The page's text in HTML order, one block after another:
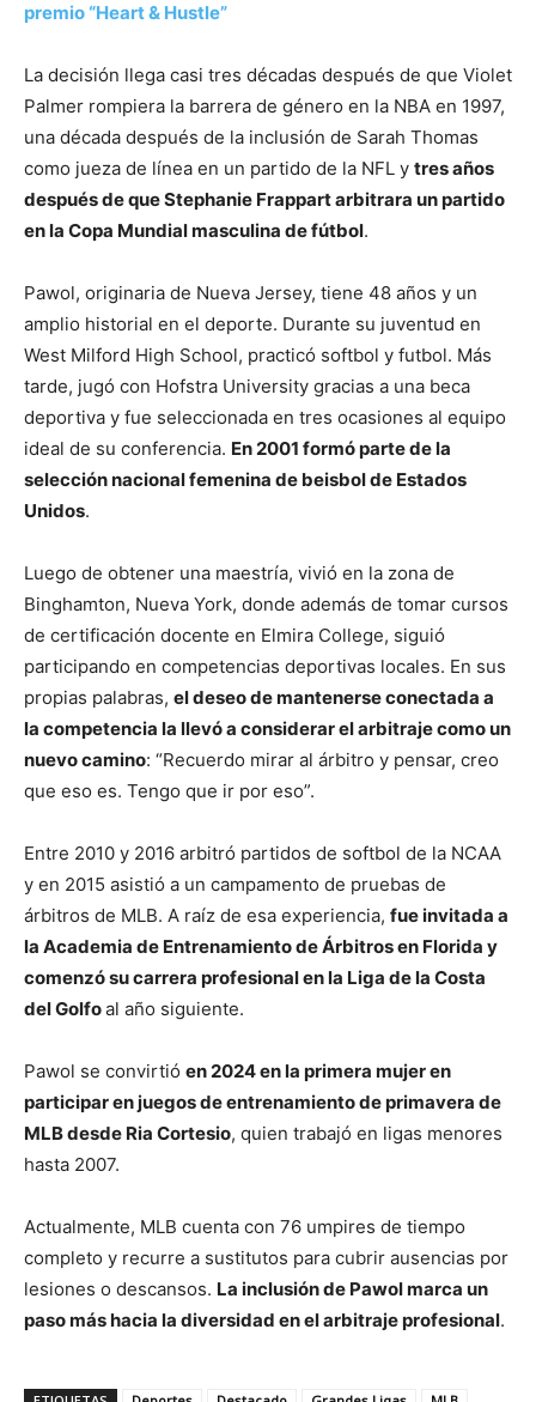
premio “Heart & Hustle”
La decisión llega casi tres décadas después de que Violet
Palmer rompiera la barrera de género en la NBA en 1997,
una década después de la inclusión de Sarah Thomas
como jueza de línea en un partido de la NFL y tres años
después de que Stephanie Frappart arbitrara un partido
en la Copa Mundial masculina de fútbol.
Pawol, originaria de Nueva Jersey, tiene 48 años y un
amplio historial en el deporte. Durante su juventud en
West Milford High School, practicó softbol y futbol. Más
tarde, jugó con Hofstra University gracias a una beca
deportiva y fue seleccionada en tres ocasiones al equipo
ideal de su conferencia. En 2001 formó parte de la
selección nacional femenina de beisbol de Estados
Unidos.
Luego de obtener una maestría, vivió en la zona de
Binghamton, Nueva York, donde además de tomar cursos
de certificación docente en Elmira College, siguió
participando en competencias deportivas locales. En sus
propias palabras, el deseo de mantenerse conectada a
la competencia la llevó a considerar el arbitraje como un
nuevo camino: “Recuerdo mirar al árbitro y pensar, creo
que eso es. Tengo que ir por eso”.
Entre 2010 y 2016 arbitró partidos de softbol de la NCAA
y en 2015 asistió a un campamento de pruebas de
árbitros de MLB. A raíz de esa experiencia, fue invitada a
la Academia de Entrenamiento de Árbitros en Florida y
comenzó su carrera profesional en la Liga de la Costa
del Golfoal año siguiente.
Pawol se convirtió en 2024 en la primera mujer en
participar en juegos de entrenamiento de primavera de
MLB desde Ria Cortesio, quien trabajó en ligas menores
hasta 2007.
Actualmente, MLB cuenta con 76 umpires de tiempo
completo y recurre a sustitutos para cubrir ausencias por
lesiones o descansos. La inclusión de Pawol marca un
paso más hacia la diversidad en el arbitraje profesional.